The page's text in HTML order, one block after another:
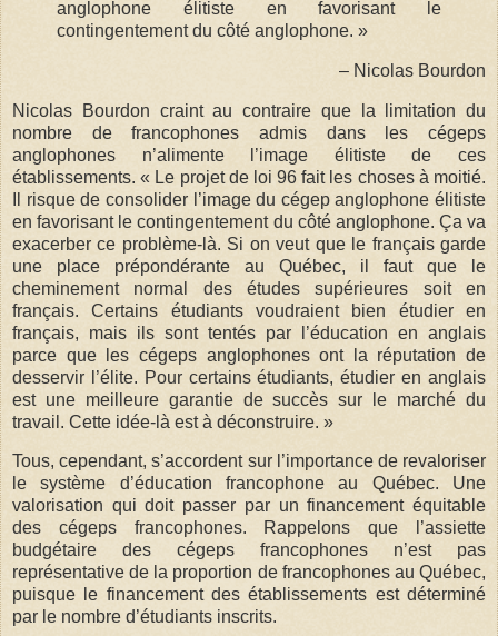
anglophone élitiste en favorisant le
contingentement du côté anglophone. »
– Nicolas Bourdon
Nicolas Bourdon craint au contraire que la limitation du
nombre de francophones admis dans les cégeps
anglophones n’alimente l’image élitiste de ces
établissements. « Le projet de loi 96 fait les choses à moitié.
Il risque de consolider l’image du cégep anglophone élitiste
en favorisant le contingentement du côté anglophone. Ça va
exacerber ce problème-là. Si on veut que le français garde
une place prépondérante au Québec, il faut que le
cheminement normal des études supérieures soit en
français. Certains étudiants voudraient bien étudier en
français, mais ils sont tentés par l’éducation en anglais
parce que les cégeps anglophones ont la réputation de
desservir l’élite. Pour certains étudiants, étudier en anglais
est une meilleure garantie de succès sur le marché du
travail. Cette idée-là est à déconstruire. »
Tous, cependant, s’accordent sur l’importance de revaloriser
le système d’éducation francophone au Québec. Une
valorisation qui doit passer par un financement équitable
des cégeps francophones. Rappelons que l’assiette
budgétaire des cégeps francophones n’est pas
représentative de la proportion de francophones au Québec,
puisque le financement des établissements est déterminé
par le nombre d’étudiants inscrits.